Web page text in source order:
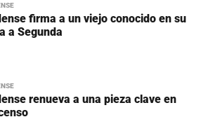
firma a un viejo conocido en su
a Segunda
renueva a una pieza clave en